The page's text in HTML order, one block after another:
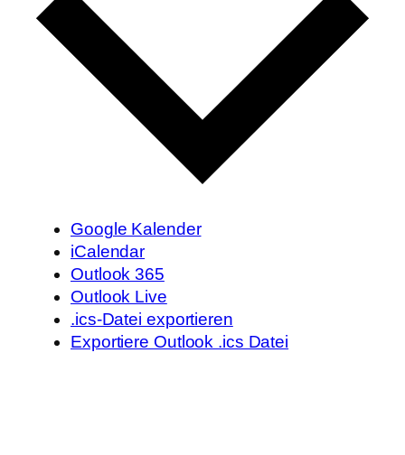
Google Kalender
iCalendar
Outlook 365
Outlook Live
.ics-Datei exportieren
Exportiere Outlook .ics Datei